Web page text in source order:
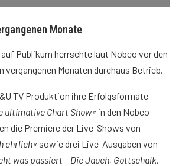
Monate
Publikum herrschte laut Nobeo vor den
vergangenen Monaten durchaus Betrieb.
TV Produktion ihre Erfolgsformate
ultimative Chart Show« in den Nobeo-
die Premiere der Live-Shows von
ehrlich« sowie drei Live-Ausgaben von
was passiert – Die Jauch, Gottschalk,